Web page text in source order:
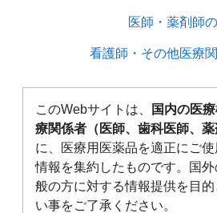
医師・薬剤師
看護師・その他医療
このWebサイトは、
国内の医
療関係者（医師、歯科医師、薬
に、医療用医薬品を適正にご
情報を集約したものです。国
般の方に対する情報提供を目
い事をご了承ください。